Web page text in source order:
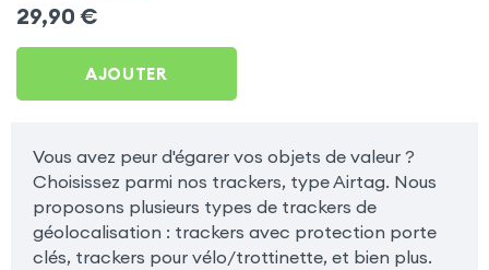
29,90 €
AJOUTER
Vous avez peur d'égarer vos objets de valeur ?
Choisissez parmi nos trackers, type Airtag. Nous
proposons plusieurs types de trackers de
géolocalisation : trackers avec protection porte
clés, trackers pour vélo/trottinette, et bien plus.